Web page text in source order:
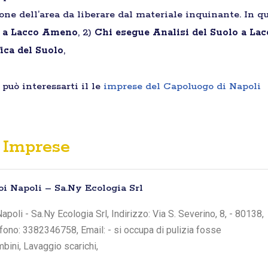
dell’area da liberare dal materiale inquinante. In
Lacco Ameno, 2) Chi esegue Analisi del Suolo a
del Suolo,
può interessarti il le imprese del Capoluogo di Napoli
Imprese
Napoli – Sa.Ny Ecologia Srl
- Sa.Ny Ecologia Srl, Indirizzo: Via S. Severino, 8, - 80138,
3382346758, Email: - si occupa di pulizia fosse
Lavaggio scarichi,